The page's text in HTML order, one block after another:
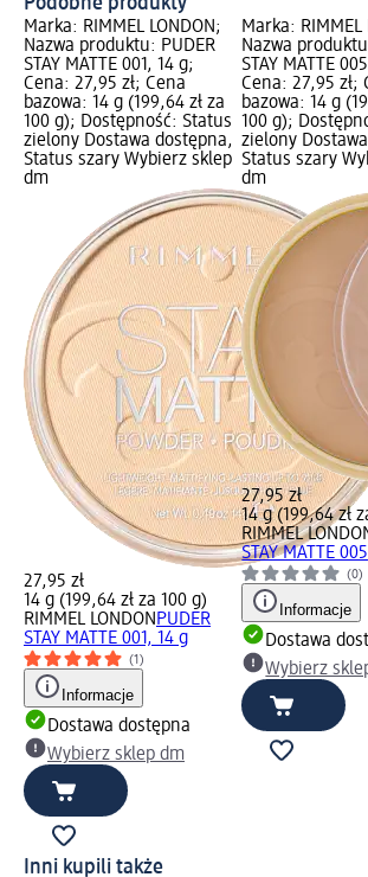
Marka: RIMMEL LONDON;
Nazwa produktu: PUDER
STAY MATTE 001, 14 g;
Cena: 27,95 zł; Cena
bazowa: 14 g (199,64 zł za
100 g); Dostępność: Status
zielony Dostawa dostępna,
Status szary Wybierz sklep
dm
27,95 zł
14 g (199,64 zł za 100 g)
RIMMEL LONDON PUDER
STAY MATTE 001, 14 g
(1)
Informacje
Dostawa dostępna
Wybierz sklep dm
Marka: RIMMEL
Nazwa
STAY MATTE
Cena: 27,95 zł;
bazowa: 14 g
100 g);
zielony
Status szary
dm
27,95 zł
14 g (199,64 zł
RIMMEL
STAY MATTE
(0)
Informacje
Dostawa
Wybierz
Inni kupili także